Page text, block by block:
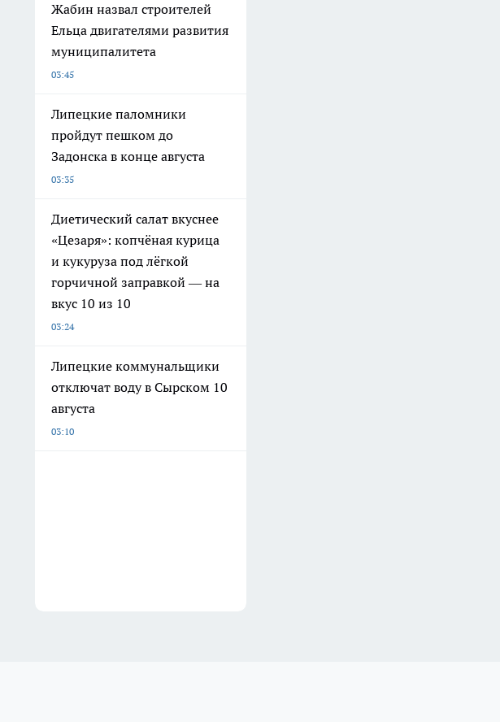
Жабин назвал строителей
Ельца двигателями развития
муниципалитета
03:45
Липецкие паломники
пройдут пешком до
Задонска в конце августа
03:35
Диетический салат вкуснее
«Цезаря»: копчёная курица
и кукуруза под лёгкой
горчичной заправкой — на
вкус 10 из 10
03:24
Липецкие коммунальщики
отключат воду в Сырском 10
августа
03:10